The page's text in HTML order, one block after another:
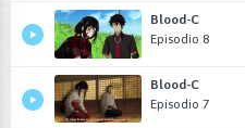
Blood-C
Episodio 8
Blood-C
Episodio 7